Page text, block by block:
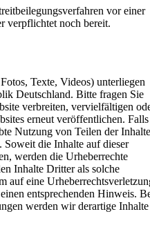
vor einer
verpflichtet noch bereit.
Texte, Videos) unterliegen
Deutschland. Bitte fragen Sie
verbreiten, vervielfältigen
erneut veröffentlichen. Falls
Nutzung von Teilen der Inhalte
Soweit die Inhalte auf dieser
werden die Urheberrechte
Inhalte Dritter als solche
auf eine
entsprechenden Hinweis.
werden wir derartige Inhalte